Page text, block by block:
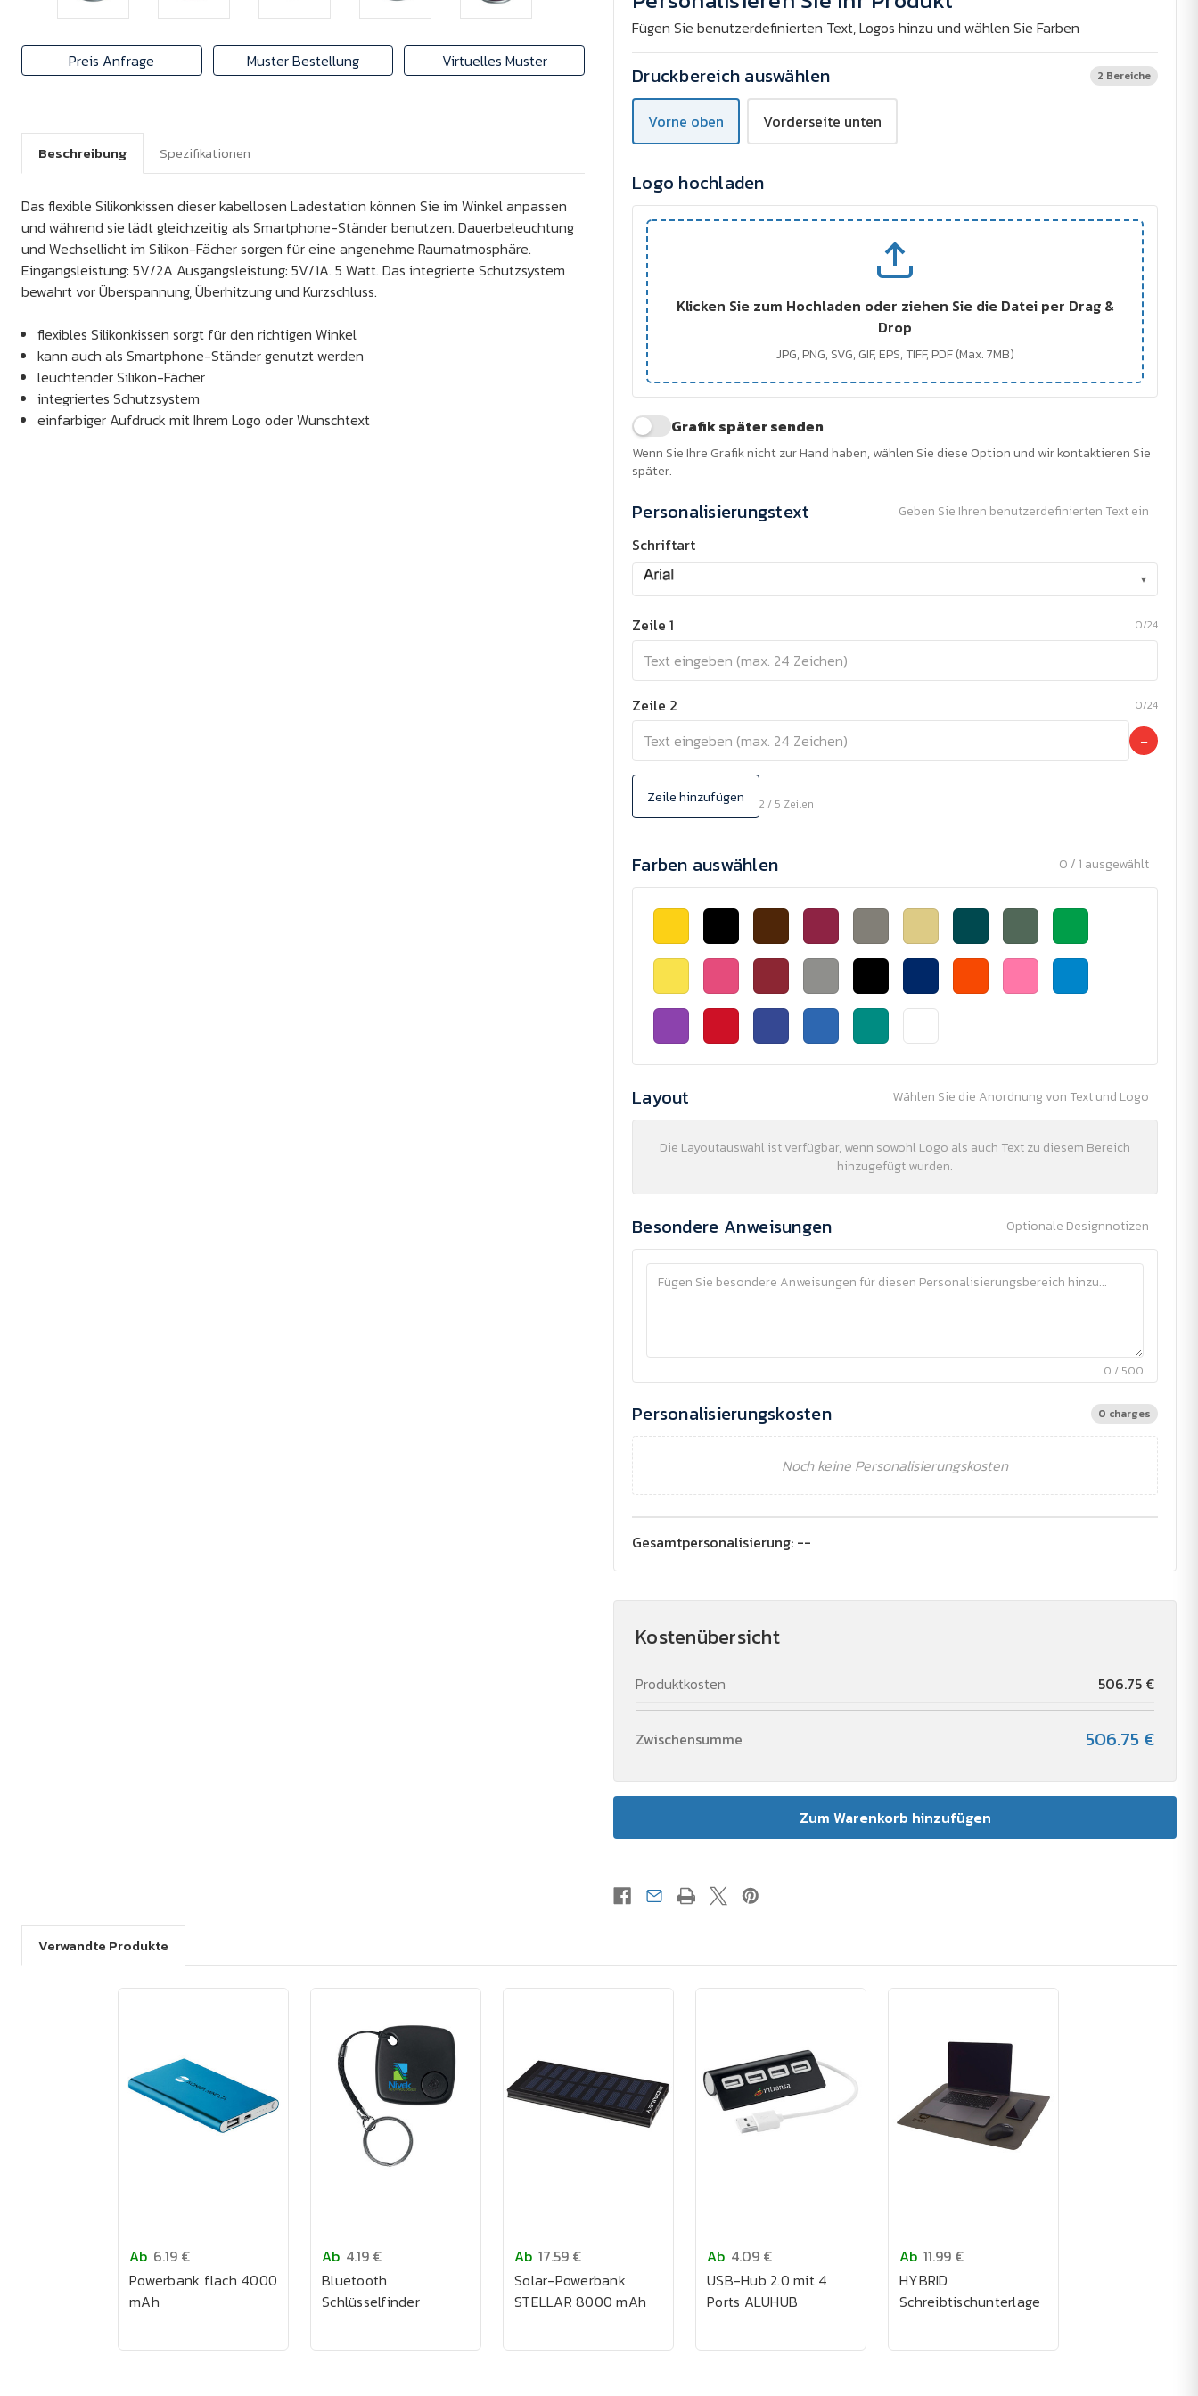
Preis Anfrage Muster Bestellung Virtuelles Muster
Fügen Sie benutzerdefinierten Text, Logos hinzu und wählen Sie Farben
Druckbereich auswählen 2 Bereiche
Vorne oben Vorderseite unten
Logo hochladen
Klicken Sie zum Hochladen oder ziehen Sie die Datei per Drag &
Drop
JPG, PNG, SVG, GIF, EPS, TIFF, PDF (Max. 7MB)
Grafik später senden
Wenn Sie Ihre Grafik nicht zur Hand haben, wählen Sie diese Option und wir kontaktieren Sie
später.
Personalisierungstext Geben Sie Ihren benutzerdefinierten Text ein
Schriftart
▾
Zeile 1 0/24
Zeile 2 0/24
−
Zeile hinzufügen 2 / 5 Zeilen
Farben auswählen 0 / 1 ausgewählt
Layout Wählen Sie die Anordnung von Text und Logo
Die Layoutauswahl ist verfügbar, wenn sowohl Logo als auch Text zu diesem Bereich
hinzugefügt wurden.
Besondere Anweisungen Optionale Designnotizen
0 / 500
Personalisierungskosten 0 charges
Noch keine Personalisierungskosten
Gesamtpersonalisierung: --
Kostenübersicht
Produktkosten 506.75 €
Zwischensumme 506.75 €
Beschreibung Spezifikationen
Das flexible Silikonkissen dieser kabellosen Ladestation können Sie im Winkel anpassen
und während sie lädt gleichzeitig als Smartphone-Ständer benutzen. Dauerbeleuchtung
und Wechsellicht im Silikon-Fächer sorgen für eine angenehme Raumatmosphäre.
Eingangsleistung: 5V/2A Ausgangsleistung: 5V/1A. 5 Watt. Das integrierte Schutzsystem
bewahrt vor Überspannung, Überhitzung und Kurzschluss.
flexibles Silikonkissen sorgt für den richtigen Winkel
kann auch als Smartphone-Ständer genutzt werden
leuchtender Silikon-Fächer
integriertes Schutzsystem
einfarbiger Aufdruck mit Ihrem Logo oder Wunschtext
Verwandte Produkte
Ab 6.19 €
Powerbank flach 4000
mAh
Ab 4.19 €
Bluetooth
Schlüsselfinder
Ab 17.59 €
Solar-Powerbank
STELLAR 8000 mAh
Ab 4.09 €
USB-Hub 2.0 mit 4
Ports ALUHUB
Ab 11.99 €
HYBRID
Schreibtischunterlage